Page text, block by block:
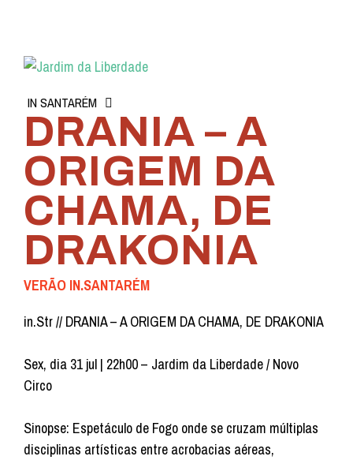
IN SANTARÉM
DRANIA – A
ORIGEM DA
CHAMA, DE
DRAKONIA
VERÃO IN.SANTARÉM
in.Str // DRANIA – A ORIGEM DA CHAMA, DE DRAKONIA
Sex, dia 31 jul | 22h00 – Jardim da Liberdade / Novo
Circo
Sinopse: Espetáculo de Fogo onde se cruzam múltiplas
disciplinas artísticas entre acrobacias aéreas,